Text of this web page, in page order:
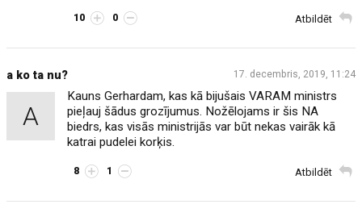
Atbildēt
10 0
17. decembris, 2019, 11:24
a ko ta nu?
A
Kauns Gerhardam, kas kā bijušais VARAM ministrs
pieļauj šādus grozījumus. Nožēlojams ir šis NA
biedrs, kas visās ministrijās var būt nekas vairāk kā
katrai pudelei korķis.
Atbildēt
8 1